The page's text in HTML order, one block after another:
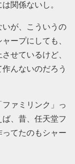
関係ないし。
いが、こういうの
ープにしても、
せているけど、
んないのだろう
ァミリンク」っ
、昔、任天堂フ
てたのもシャー